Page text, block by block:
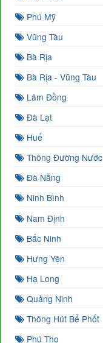
Phú Mỹ
Vũng Tàu
Bà Rịa
Bà Rịa - Vũng Tàu
Lâm Đồng
Đà Lạt
Huế
Thông Đường Nước
Đà Nẵng
Ninh Bình
Nam Định
Bắc Ninh
Hưng Yên
Hạ Long
Quảng Ninh
Thông Hút Bể Phốt
Phú Thọ